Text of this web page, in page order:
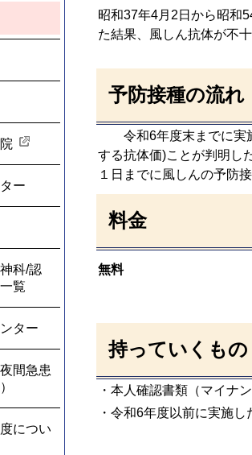
ー
科/認
覧
ター
間急患
につい
昭和37年4月2日から昭和
た結果、風しん抗体が不
予防接種の流れ
令和6年度末までに実施
する抗体価)ことが判明し
１日までに風しんの予防
料金
無料
持っていくもの
・本人確認書類 （マイナ
・令和6年度以前に実施